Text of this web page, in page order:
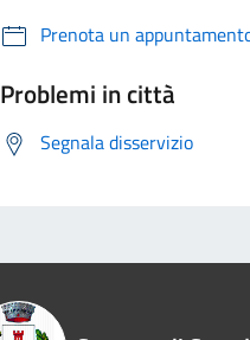
Prenota un
Problemi in città
Segnala disservizio